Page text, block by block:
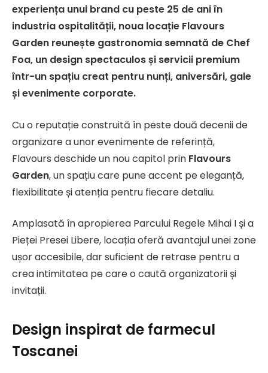
experiența unui brand cu peste 25 de ani în
industria ospitalității, noua locație Flavours
Garden reunește gastronomia semnată de Chef
Foa, un design spectaculos și servicii premium
într-un spațiu creat pentru nunți, aniversări, gale
și evenimente corporate.
Cu o reputație construită în peste două decenii de
organizare a unor evenimente de referință,
Flavours deschide un nou capitol prin Flavours
Garden, un spațiu care pune accent pe eleganță,
flexibilitate și atenția pentru fiecare detaliu.
Amplasată în apropierea Parcului Regele Mihai I și a
Pieței Presei Libere, locația oferă avantajul unei zone
ușor accesibile, dar suficient de retrase pentru a
crea intimitatea pe care o caută organizatorii și
invitații.
Design inspirat de farmecul
Toscanei